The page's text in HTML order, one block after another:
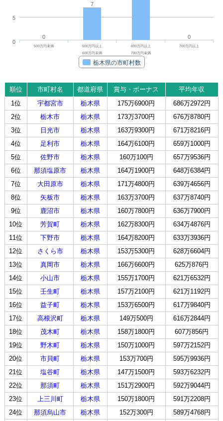
0
7
0
栃木県の市町村数
500万円未満
500万円以上
600万円未満
600万円以上
700万円未満
700万円以上
0
5
順位 市町村名 都道府県 賞与・ボーナス
平均年収
1位
宇都宮市 栃木県 175万6900円
686万2972円
2位
栃木市 栃木県 173万3700円
676万8780円
3位
日光市 栃木県 163万9300円
671万8216円
4位
足利市 栃木県 164万6100円
659万1000円
5位
佐野市 栃木県 160万100円
657万9536円
6位
那須塩原市 栃木県 164万1900円
648万6384円
7位
大田原市 栃木県 171万4800円
639万4656円
8位
矢板市 栃木県 163万3700円
637万8740円
9位
鹿沼市 栃木県 160万7800円
636万7900円
10位
芳賀町 栃木県 162万8300円
634万4876円
11位
下野市 栃木県 164万8200円
633万3936円
12位
さくら市 栃木県 153万5300円
628万6604円
13位
真岡市 栃木県 166万6600円
625万876円
14位
小山市 栃木県 155万1700円
621万6532円
15位
壬生町 栃木県 157万2100円
621万1192円
16位
益子町 栃木県 153万6500円
617万9840円
17位
高根沢町 栃木県 149万500円
616万2844円
18位
茂木町 栃木県 158万1800円
607万856円
19位
野木町 栃木県 150万1000円
597万2152円
20位
市貝町 栃木県 153万700円
595万9936円
21位
塩谷町 栃木県 147万1500円
593万6232円
22位
那須町 栃木県 151万2900円
592万9044円
23位
上三川町 栃木県 150万1800円
591万2208円
24位
那須烏山市 栃木県 152万300円
589万4768円